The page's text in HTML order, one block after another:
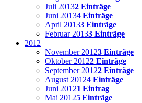
Juli 20132 Einträge
Juni 20134 Einträge
April 20133 Einträge
Februar 20133 Einträge
2012
November 20123 Einträge
Oktober 20122 Einträge
September 20122 Einträge
August 20124 Einträge
Juni 20121 Eintrag
Mai 20125 Einträge